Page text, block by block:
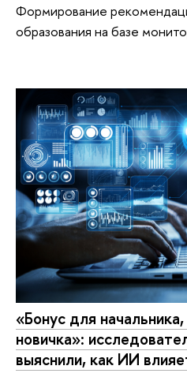
Формирование
образования на базе
«Бонус для
новичка»:
выяснили, как ИИ